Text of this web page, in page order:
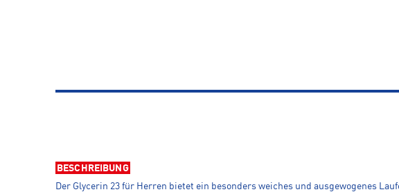
BESCHREIBUNG
Der Glycerin 23 für Herren bietet ein besonders weiches und ausgewogenes